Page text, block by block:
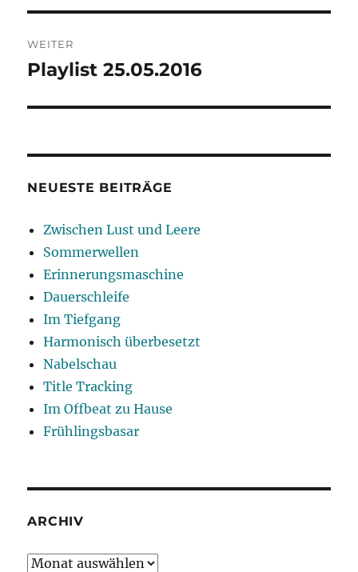
WEITER
Nächster
Playlist 25.05.2016
NEUESTE BEITRÄGE
Zwischen Lust und Leere
Sommerwellen
Erinnerungsmaschine
Dauerschleife
Im Tiefgang
Harmonisch überbesetzt
Nabelschau
Title Tracking
Im Offbeat zu Hause
Frühlingsbasar
ARCHIV
Archiv